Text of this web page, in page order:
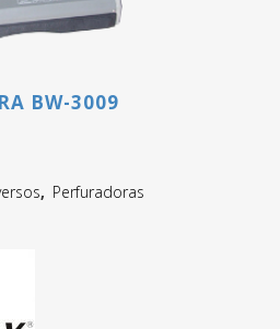
BW-3009
, Perfuradoras